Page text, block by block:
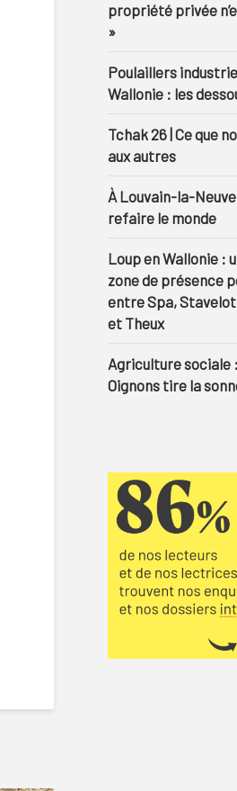
propriété privée
»
Poulaillers
Wallonie : les
Tchak 26 | Ce que
aux autres
À Louvain-la-
refaire le monde
Loup en Wallonie :
zone de présence
entre Spa,
et Theux
Agriculture sociale :
Oignons tire la